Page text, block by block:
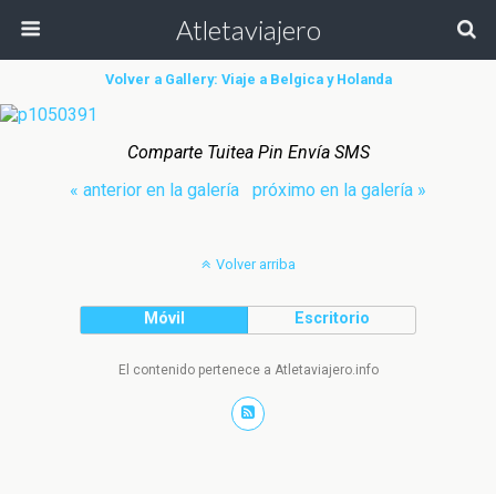
Atletaviajero
Volver a Gallery: Viaje a Belgica y Holanda
Comparte Tuitea Pin Envía SMS
« anterior en la galería
próximo en la galería »
Volver arriba
Móvil Escritorio
El contenido pertenece a Atletaviajero.info